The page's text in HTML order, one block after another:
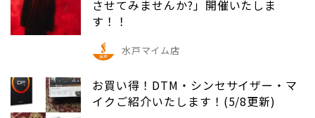
させてみませんか?」開催いたしま
す！！
水戸マイム店
お買い得！DTM・シンセサイザー・マ
イクご紹介いたします！(5/8更新)